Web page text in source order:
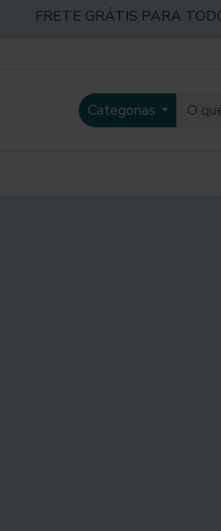
FRETE GRÁTIS PARA
Categorias